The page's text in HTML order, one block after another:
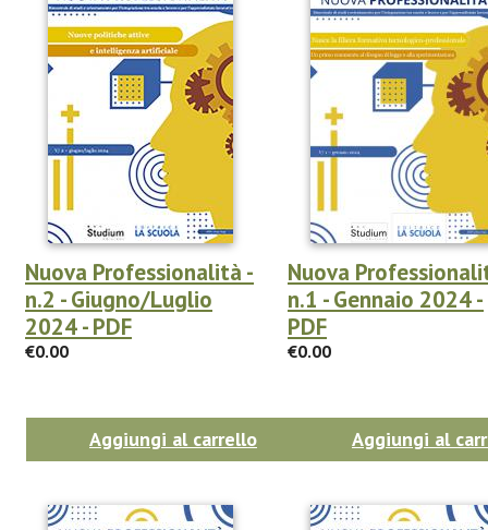
Nuova Professionalità -
n.2 - Giugno/Luglio
2024 - PDF
€0.00
Aggiungi al carrello
Nuova
n.1 - Gennaio 2024 -
PDF
€0.00
Aggiungi al